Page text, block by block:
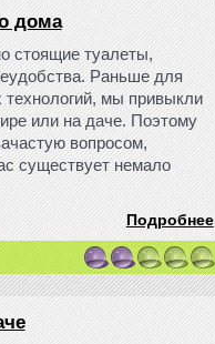
дома
стоящие туалеты,
Раньше для
мы привыкли
или на даче. Поэтому
вопросом,
существует немало
Подробнее